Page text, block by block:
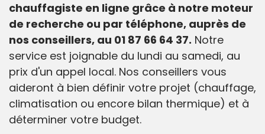
chauffagiste en ligne grâce à notre moteur
de recherche ou par téléphone, auprès de
nos conseillers, au 01 87 66 64 37. Notre
service est joignable du lundi au samedi, au
prix d'un appel local. Nos conseillers vous
aideront à bien définir votre projet (chauffage,
climatisation ou encore bilan thermique) et à
déterminer votre budget.